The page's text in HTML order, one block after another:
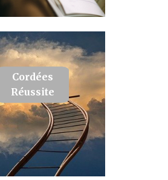
Cordées
Réussite